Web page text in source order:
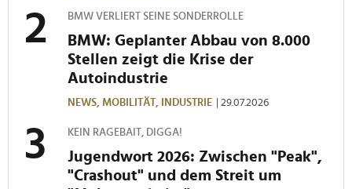
analysieren. Außerdem geben wir Informationen zu Ihrer
Verwendung unserer Website an unsere Partner für
soziale Medien, Werbung und Analysen weiter. Unsere
Partner führen diese Informationen möglicherweise mit
weiteren Daten zusammen, die Sie ihnen bereitgestellt
haben oder die sie im Rahmen Ihrer Nutzung der Dienste
BMW VERLIERT SEINE SONDERROLLE
BMW: Geplanter Abbau von 8.000
Stellen zeigt die Krise der
Autoindustrie
NEWS, MOBILITÄT, INDUSTRIE | 29.07.2026
KEIN RAGEBAIT, DIGGA!
Jugendwort 2026: Zwischen "Peak",
"Crashout" und dem Streit um